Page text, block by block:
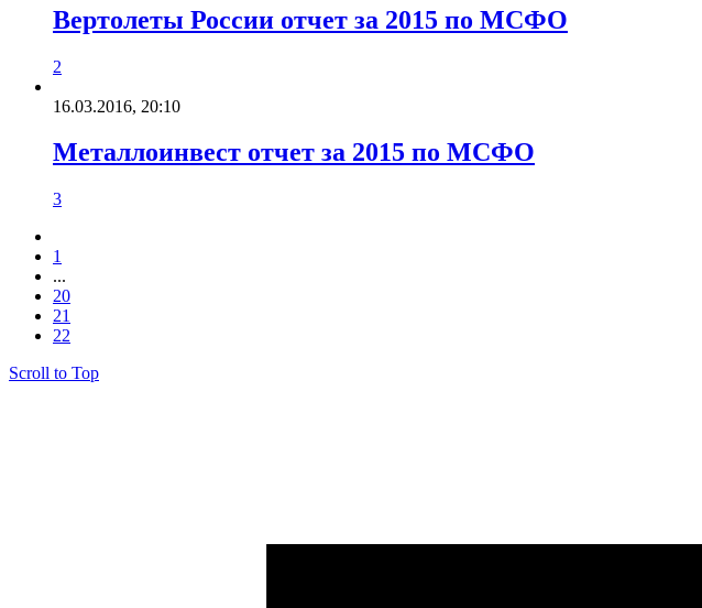
Вертолеты России отчет за 2015 по МСФО
2
16.03.2016, 20:10
Металлоинвест отчет за 2015 по МСФО
3
1
...
20
21
22
Scroll to Top